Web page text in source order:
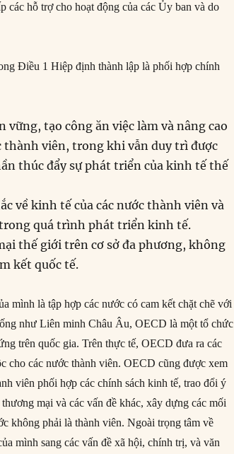
hỗ trợ cho hoạt động của các Ủy ban và do
Điều 1 Hiệp định thành lập là phối hợp chính
tạo công ăn việc làm và nâng cao
thành viên, trong khi vẫn duy trì được
thúc đẩy sự phát triển của kinh tế thế
về kinh tế của các nước thành viên và
quá trình phát triển kinh tế.
thế giới trên cơ sở đa phương, không
kết quốc tế.
mình là tập hợp các nước có cam kết chặt chẽ với
như Liên minh Châu Âu, OECD là một tổ chức
trên quốc gia. Trên thực tế, OECD đưa ra các
cho các nước thành viên. OECD cũng được xem
viên phối hợp các chính sách kinh tế, trao đổi ý
mại và các vấn đề khác, xây dựng các mối
không phải là thành viên. Ngoài trọng tâm về
mình sang các vấn đề xã hội, chính trị, và văn